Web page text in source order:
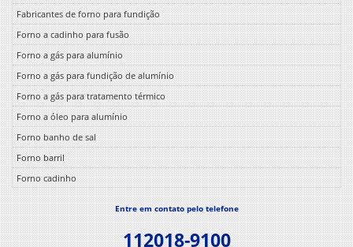
Fabricantes de forno para fundição
Forno a cadinho para fusão
Forno a gás para alumínio
Forno a gás para fundição de alumínio
Forno a gás para tratamento térmico
Forno a óleo para alumínio
Forno banho de sal
Forno barril
Forno cadinho
Forno cadinho para fundição
Entre em contato pelo telefone
112018-9100